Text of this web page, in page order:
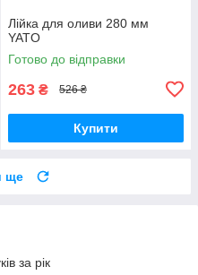
Лійка для оливи 280 мм
YATO
Готово до відправки
263 ₴ 526 ₴
Купити
ще
за рік